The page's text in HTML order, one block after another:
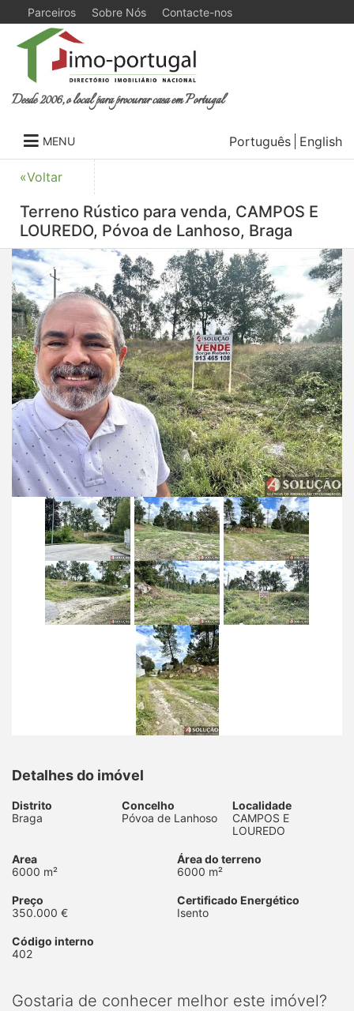
Parceiros Sobre Nós Contacte-nos
Desde 2006, o local para procurar casa em Portugal
MENU Português English
«Voltar
Terreno Rústico para venda, CAMPOS E
LOUREDO, Póvoa de Lanhoso, Braga
Detalhes do imóvel
Distrito
Braga
Concelho
Póvoa de Lanhoso
Localidade
CAMPOS E
LOUREDO
Area
6000 m²
Área do terreno
6000 m²
Preço
350.000 €
Certificado Energético
Isento
Código interno
402
Gostaria de conhecer melhor este imóvel?